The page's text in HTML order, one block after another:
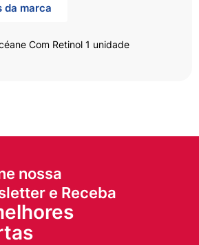
da marca
Com Retinol 1 unidade
nossa
e Receba